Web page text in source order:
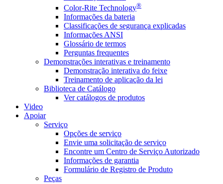
Color-Rite Technology®
Informações da bateria
Classificações de segurança explicadas
Informações ANSI
Glossário de termos
Perguntas frequentes
Demonstrações interativas e treinamento
Demonstração interativa do feixe
Treinamento de aplicação da lei
Biblioteca de Catálogo
Ver catálogos de produtos
Video
Apoiar
Serviço
Opções de serviço
Envie uma solicitação de serviço
Encontre um Centro de Serviço Autorizado
Informações de garantia
Formulário de Registro de Produto
Peças